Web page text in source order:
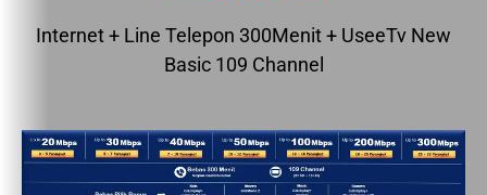
Internet + Line Telepon 300Menit + UseeTv New
Basic 109 Channel